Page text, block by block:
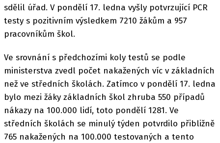
sdělil úřad. V pondělí 17. ledna vyšly potvrzující PCR
testy s pozitivním výsledkem 7210 žákům a 957
pracovníkům škol.
Ve srovnání s předchozími koly testů se podle
ministerstva zvedl počet nakažených víc v základních
než ve středních školách. Zatímco v pondělí 17. ledna
bylo mezi žáky základních škol zhruba 550 případů
nákazy na 100.000 lidí, toto pondělí 1281. Ve
středních školách se minulý týden potvrdilo přibližně
765 nakažených na 100.000 testovaných a tento